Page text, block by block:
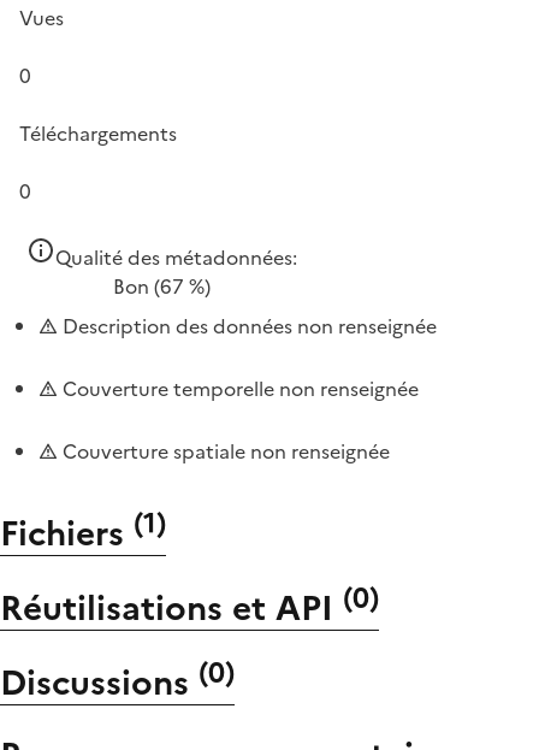
Vues
0
Téléchargements
0
Qualité des métadonnées:
Bon (67 %)
Description des données non renseignée
Couverture temporelle non renseignée
Couverture spatiale non renseignée
Fichiers (1)
Réutilisations et API (0)
Discussions (0)